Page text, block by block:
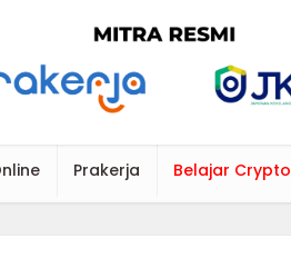
Prakerja Belajar Crypto